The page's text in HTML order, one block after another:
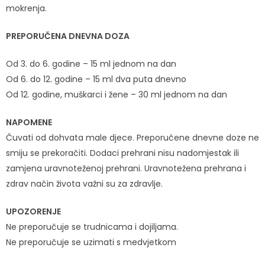
mokrenja.
PREPORUČENA DNEVNA DOZA
Od 3. do 6. godine – 15 ml jednom na dan
Od 6. do 12. godine – 15 ml dva puta dnevno
Od 12. godine, muškarci i žene – 30 ml jednom na dan
NAPOMENE
Čuvati od dohvata male djece. Preporučene dnevne doze ne
smiju se prekoračiti. Dodaci prehrani nisu nadomjestak ili
zamjena uravnoteženoj prehrani. Uravnotežena prehrana i
zdrav način života važni su za zdravlje.
UPOZORENJE
Ne preporučuje se trudnicama i dojiljama.
Ne preporučuje se uzimati s medvjetkom